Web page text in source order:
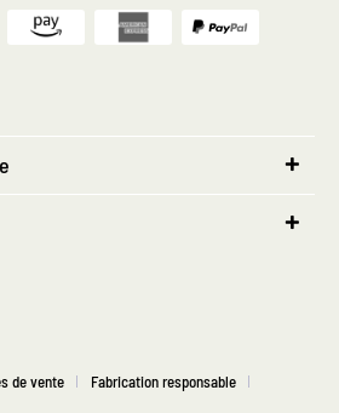
de vente
Fabrication responsable